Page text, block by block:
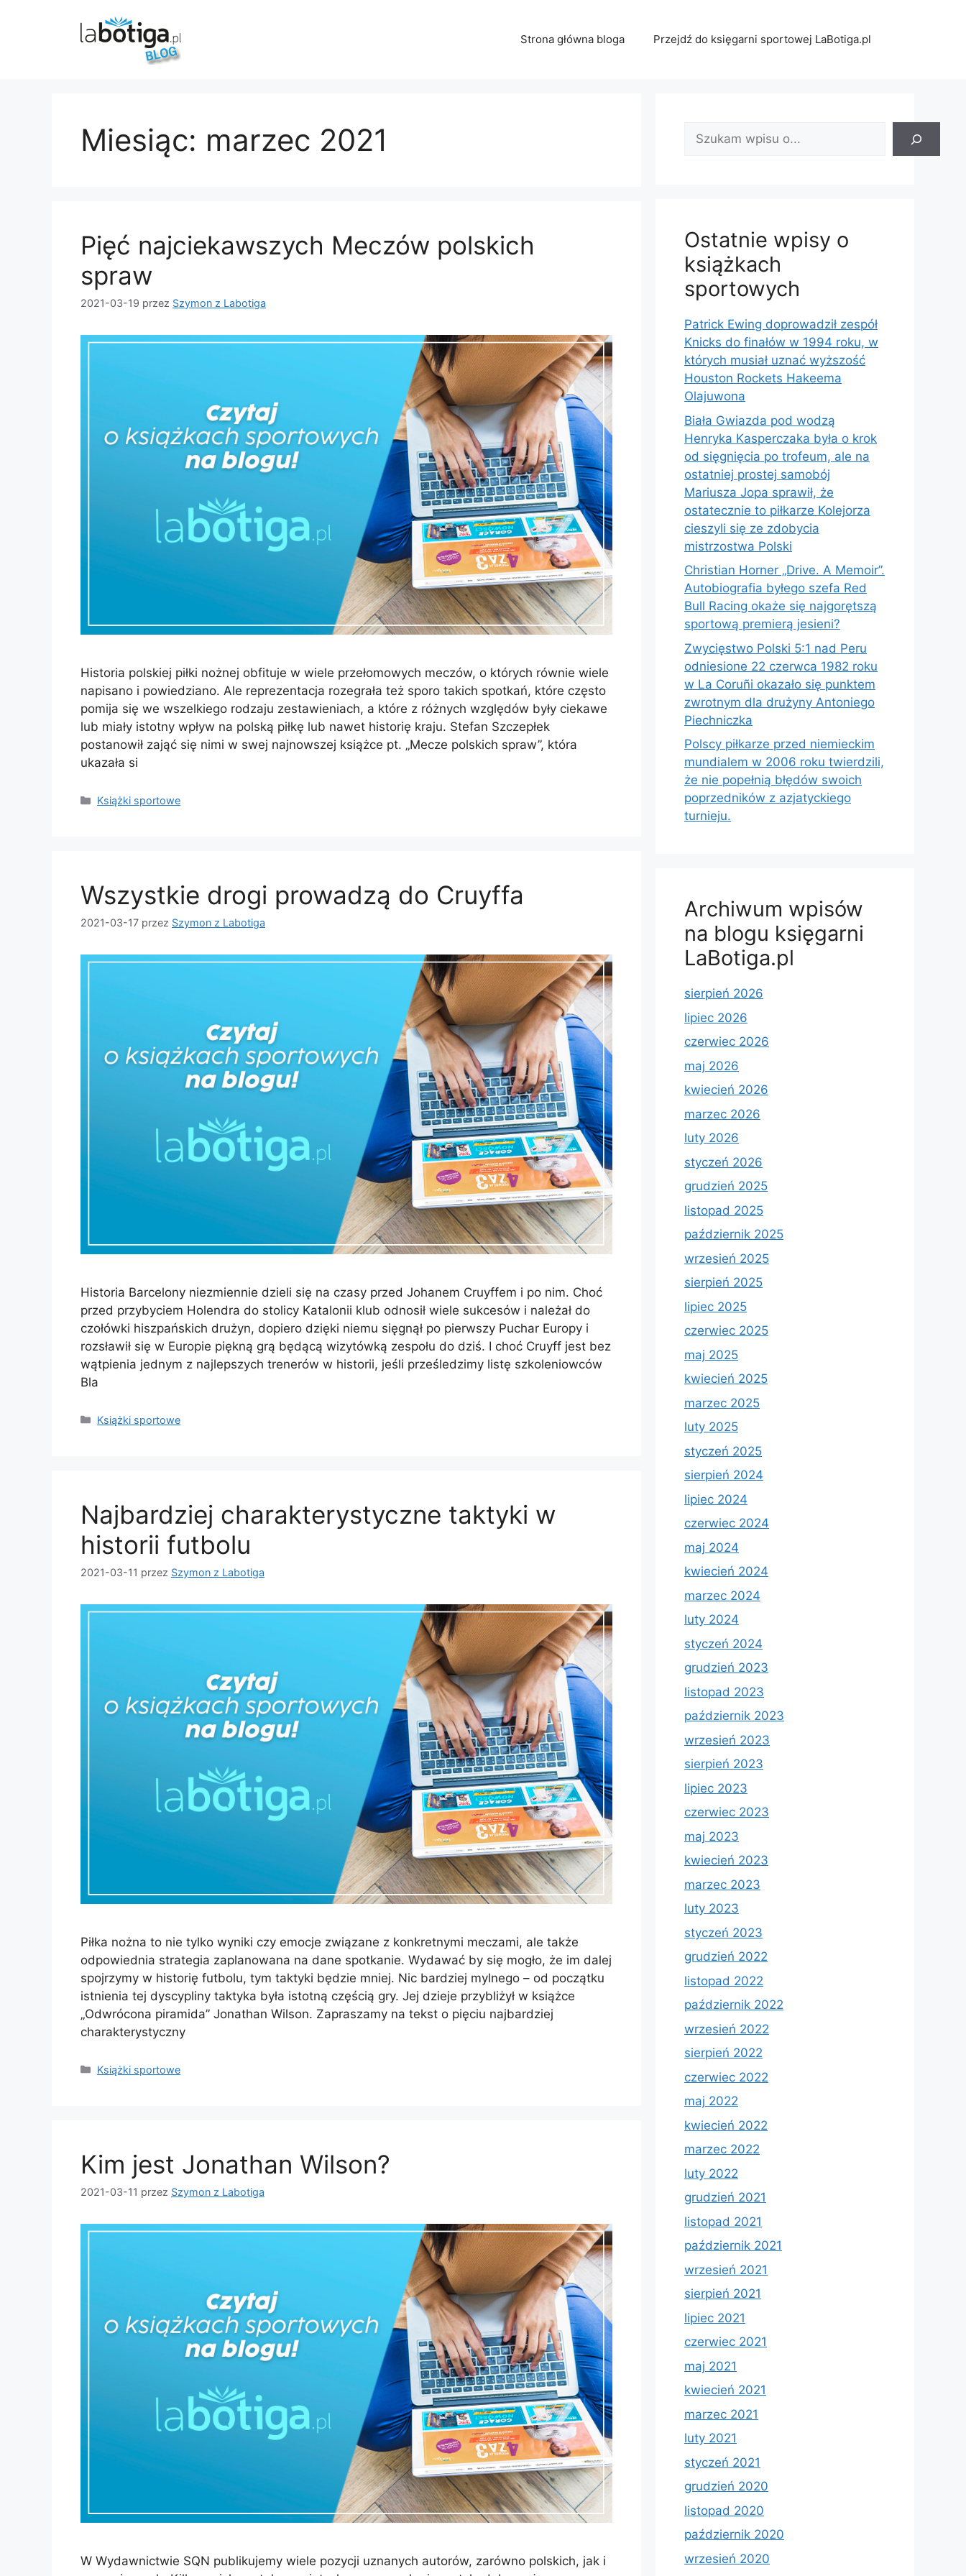
Strona główna bloga Przejdź do księgarni sportowej LaBotiga.pl
Miesiąc: marzec 2021
Pięć najciekawszych Meczów polskich
spraw
2021-03-19 przez Szymon z Labotiga
Historia polskiej piłki nożnej obfituje w wiele przełomowych meczów, o których równie wiele
napisano i powiedziano. Ale reprezentacja rozegrała też sporo takich spotkań, które często
pomija się we wszelkiego rodzaju zestawieniach, a które z różnych względów były ciekawe
lub miały istotny wpływ na polską piłkę lub nawet historię kraju. Stefan Szczepłek
postanowił zająć się nimi w swej najnowszej książce pt. „Mecze polskich spraw”, która
ukazała si
Kategorie
Książki sportowe
Wszystkie drogi prowadzą do Cruyffa
2021-03-17 przez Szymon z Labotiga
Historia Barcelony niezmiennie dzieli się na czasy przed Johanem Cruyffem i po nim. Choć
przed przybyciem Holendra do stolicy Katalonii klub odnosił wiele sukcesów i należał do
czołówki hiszpańskich drużyn, dopiero dzięki niemu sięgnął po pierwszy Puchar Europy i
rozsławił się w Europie piękną grą będącą wizytówką zespołu do dziś. I choć Cruyff jest bez
wątpienia jednym z najlepszych trenerów w historii, jeśli prześledzimy listę szkoleniowców
Bla
Kategorie
Książki sportowe
Najbardziej charakterystyczne taktyki w
historii futbolu
2021-03-11 przez Szymon z Labotiga
Piłka nożna to nie tylko wyniki czy emocje związane z konkretnymi meczami, ale także
odpowiednia strategia zaplanowana na dane spotkanie. Wydawać by się mogło, że im dalej
spojrzymy w historię futbolu, tym taktyki będzie mniej. Nic bardziej mylnego – od początku
istnienia tej dyscypliny taktyka była istotną częścią gry. Jej dzieje przybliżył w książce
„Odwrócona piramida” Jonathan Wilson. Zapraszamy na tekst o pięciu najbardziej
charakterystyczny
Kategorie
Książki sportowe
Kim jest Jonathan Wilson?
2021-03-11 przez Szymon z Labotiga
W Wydawnictwie SQN publikujemy wiele pozycji uznanych autorów, zarówno polskich, jak i
Znajdź
wpis:
Ostatnie wpisy o
książkach
sportowych
Patrick Ewing doprowadził zespół
Knicks do finałów w 1994 roku, w
których musiał uznać wyższość
Houston Rockets Hakeema
Olajuwona
Biała Gwiazda pod wodzą
Henryka Kasperczaka była o krok
od sięgnięcia po trofeum, ale na
ostatniej prostej samobój
Mariusza Jopa sprawił, że
ostatecznie to piłkarze Kolejorza
cieszyli się ze zdobycia
mistrzostwa Polski
Christian Horner „Drive. A Memoir”.
Autobiografia byłego szefa Red
Bull Racing okaże się najgorętszą
sportową premierą jesieni?
Zwycięstwo Polski 5:1 nad Peru
odniesione 22 czerwca 1982 roku
w La Coruñi okazało się punktem
zwrotnym dla drużyny Antoniego
Piechniczka
Polscy piłkarze przed niemieckim
mundialem w 2006 roku twierdzili,
że nie popełnią błędów swoich
poprzedników z azjatyckiego
turnieju.
Archiwum wpisów
na blogu księgarni
LaBotiga.pl
sierpień 2026
lipiec 2026
czerwiec 2026
maj 2026
kwiecień 2026
marzec 2026
luty 2026
styczeń 2026
grudzień 2025
listopad 2025
październik 2025
wrzesień 2025
sierpień 2025
lipiec 2025
czerwiec 2025
maj 2025
kwiecień 2025
marzec 2025
luty 2025
styczeń 2025
sierpień 2024
lipiec 2024
czerwiec 2024
maj 2024
kwiecień 2024
marzec 2024
luty 2024
styczeń 2024
grudzień 2023
listopad 2023
październik 2023
wrzesień 2023
sierpień 2023
lipiec 2023
czerwiec 2023
maj 2023
kwiecień 2023
marzec 2023
luty 2023
styczeń 2023
grudzień 2022
listopad 2022
październik 2022
wrzesień 2022
sierpień 2022
czerwiec 2022
maj 2022
kwiecień 2022
marzec 2022
luty 2022
grudzień 2021
listopad 2021
październik 2021
wrzesień 2021
sierpień 2021
lipiec 2021
czerwiec 2021
maj 2021
kwiecień 2021
marzec 2021
luty 2021
styczeń 2021
grudzień 2020
listopad 2020
październik 2020
wrzesień 2020